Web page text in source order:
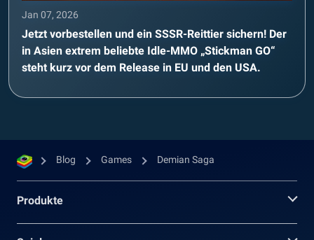
Jan 07, 2026
Jetzt vorbestellen und ein SSSR-Reittier sichern! Der
in Asien extrem beliebte Idle-MMO „Stickman GO“
steht kurz vor dem Release in EU und den USA.
Blog Games Demian Saga
Produkte